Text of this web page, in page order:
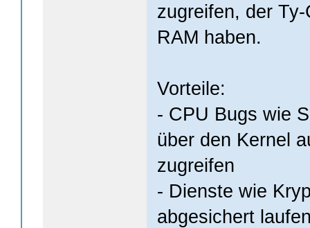
zugreifen, der
RAM haben.
Vorteile:
- CPU Bugs wie
über den Kernel
zugreifen
- Dienste wie
abgesichert